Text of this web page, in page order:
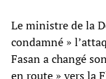
Le ministre de la
condamné »
Fasan a changé
en route » vers la